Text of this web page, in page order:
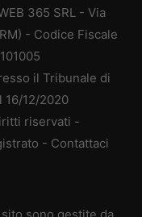
365 SRL - Via
- Codice Fiscale
il Tribunale di
16/12/2020
riservati -
- Contattaci